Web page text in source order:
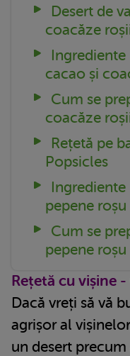
Desert de
coacăze
Ingrediente
cacao și
Cum se
coacăze
Rețetă pe
Popsicles
pepene roșu
Cum se
pepene roșu
Rețetă cu vișine
Dacă vreți să vă
agrișor al
un desert